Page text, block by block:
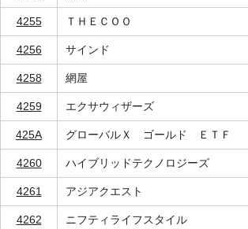
4255 ＴＨＥＣＯＯ
4256 サインド
4258 網屋
4259 エクサウィザーズ
425A グローバルＸ ゴールド ＥＴＦ
4260 ハイブリッドテクノロジーズ
4261 アジアクエスト
4262 ニフティライフスタイル